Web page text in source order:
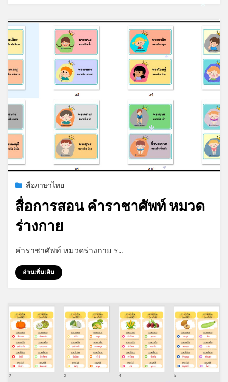
Posted
on
กรกฎาคม 20, 2023
สื่อภาษาไทย
สื่อการสอน คำราชาศัพท์ หมวด
ร่างกาย
admin
คำราชาศัพท์ หมวดร่างกาย ร…
อ่านเพิ่มเติม
*
*
*